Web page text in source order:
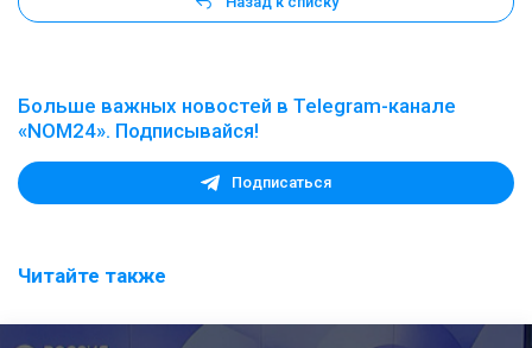
Больше важных новостей в Telegram-канале
«NOM24». Подписывайся!
Подписаться
Читайте также